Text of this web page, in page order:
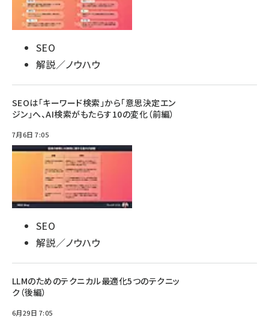
SEO
解説／ノウハウ
SEOは「キーワード検索」から「意思決定エン
ジン」へ、AI検索がもたらす10の変化（前編）
7月6日 7:05
SEO
解説／ノウハウ
LLMのためのテクニカル最適化5つのテクニッ
ク（後編）
6月29日 7:05